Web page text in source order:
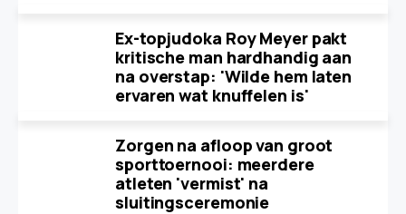
Ex-topjudoka Roy Meyer pakt
kritische man hardhandig aan
na overstap: 'Wilde hem laten
ervaren wat knuffelen is'
Zorgen na afloop van groot
sporttoernooi: meerdere
atleten 'vermist' na
sluitingsceremonie